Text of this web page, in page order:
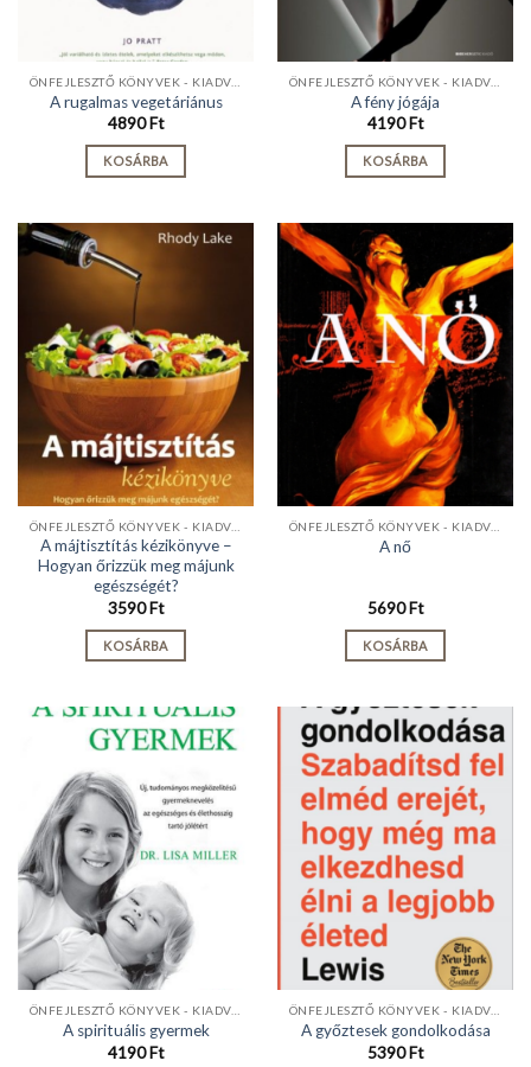
ÖNFEJLESZTŐ KÖNYVEK - KIADVÁNYOK
A rugalmas vegetáriánus
4890Ft
KOSÁRBA
ÖNFEJLESZTŐ KÖNYVEK - KIADVÁNYOK
A fény jógája
4190Ft
KOSÁRBA
ÖNFEJLESZTŐ KÖNYVEK - KIADVÁNYOK
A májtisztítás kézikönyve –
Hogyan őrizzük meg májunk
egészségét?
3590Ft
KOSÁRBA
ÖNFEJLESZTŐ KÖNYVEK - KIADVÁNYOK
A nő
5690Ft
KOSÁRBA
ÖNFEJLESZTŐ KÖNYVEK - KIADVÁNYOK
A spirituális gyermek
4190Ft
ÖNFEJLESZTŐ KÖNYVEK - KIADVÁNYOK
A győztesek gondolkodása
5390Ft